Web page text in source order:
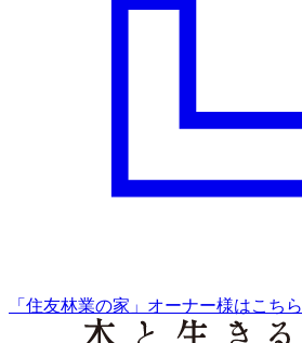
「住友林業の家」オーナー様はこちら